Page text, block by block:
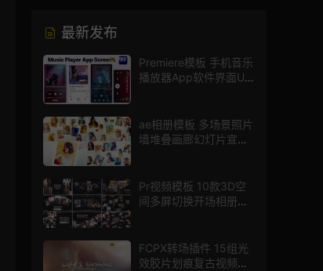
最新发布
Premiere模板 手机音乐
播放器App软件界面UI
ae相册模板 多场景照片
墙堆叠画廊幻灯片宣传
Pr视频模板 10款3D空
间多屏切换开场相册视
FCPX转场插件 15组光
效胶片划痕复古视频过